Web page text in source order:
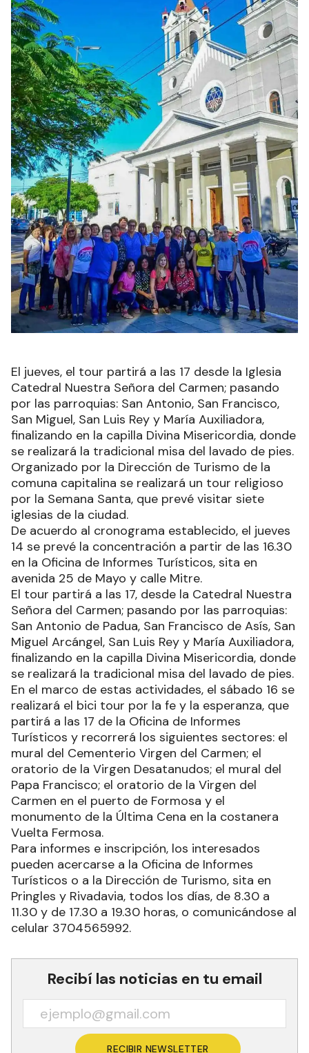
El jueves, el tour partirá a las 17 desde la Iglesia
Catedral Nuestra Señora del Carmen; pasando
por las parroquias: San Antonio, San Francisco,
San Miguel, San Luis Rey y María Auxiliadora,
finalizando en la capilla Divina Misericordia, donde
se realizará la tradicional misa del lavado de pies.
Organizado por la Dirección de Turismo de la
comuna capitalina se realizará un tour religioso
por la Semana Santa, que prevé visitar siete
iglesias de la ciudad.
De acuerdo al cronograma establecido, el jueves
14 se prevé la concentración a partir de las 16.30
en la Oficina de Informes Turísticos, sita en
avenida 25 de Mayo y calle Mitre.
El tour partirá a las 17, desde la Catedral Nuestra
Señora del Carmen; pasando por las parroquias:
San Antonio de Padua, San Francisco de Asís, San
Miguel Arcángel, San Luis Rey y María Auxiliadora,
finalizando en la capilla Divina Misericordia, donde
se realizará la tradicional misa del lavado de pies.
En el marco de estas actividades, el sábado 16 se
realizará el bici tour por la fe y la esperanza, que
partirá a las 17 de la Oficina de Informes
Turísticos y recorrerá los siguientes sectores: el
mural del Cementerio Virgen del Carmen; el
oratorio de la Virgen Desatanudos; el mural del
Papa Francisco; el oratorio de la Virgen del
Carmen en el puerto de Formosa y el
monumento de la Última Cena en la costanera
Vuelta Fermosa.
Para informes e inscripción, los interesados
pueden acercarse a la Oficina de Informes
Turísticos o a la Dirección de Turismo, sita en
Pringles y Rivadavia, todos los días, de 8.30 a
11.30 y de 17.30 a 19.30 horas, o comunicándose al
celular 3704565992.
Recibí las noticias en tu email
RECIBIR NEWSLETTER